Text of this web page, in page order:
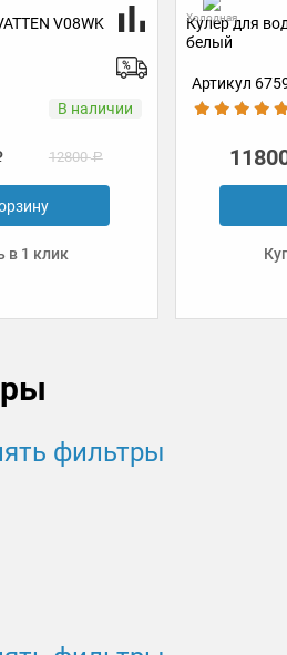
V08WK
В наличии
12800
в 1 клик
Холодная
Кулер для
белый
Артикул
фильтры